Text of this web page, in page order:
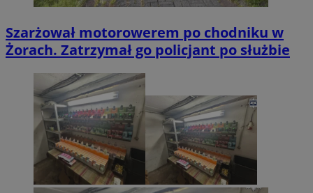
Szarżował motorowerem po chodniku w
Żorach. Zatrzymał go policjant po służbie